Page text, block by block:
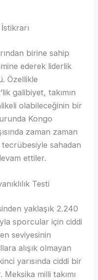
birine sahip
ederek liderlik
Özellikle
galibiyet, takımın
olabileceğinin bir
Kongo
zaman zaman
sahadan
ettiler.
Testi
yaklaşık 2.240
sporcular için ciddi
seviyesinin
alışık olmayan
yarısında ciddi bir
milli takımı